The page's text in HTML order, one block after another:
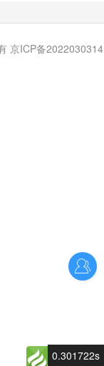
京ICP备2022030314
0.301722s